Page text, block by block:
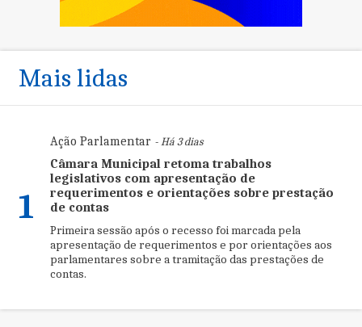
Mais lidas
1
Ação Parlamentar - Há 3 dias
Câmara Municipal retoma trabalhos
legislativos com apresentação de
requerimentos e orientações sobre prestação
de contas
Primeira sessão após o recesso foi marcada pela
apresentação de requerimentos e por orientações aos
parlamentares sobre a tramitação das prestações de
contas.